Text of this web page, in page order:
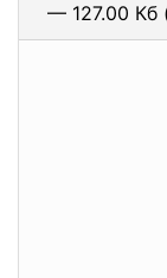
— 127.00 Кб